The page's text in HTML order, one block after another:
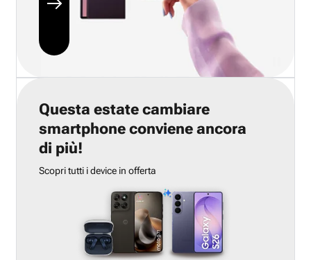
Questa estate cambiare
smartphone conviene ancora
di più!
Scopri tutti i device in offerta